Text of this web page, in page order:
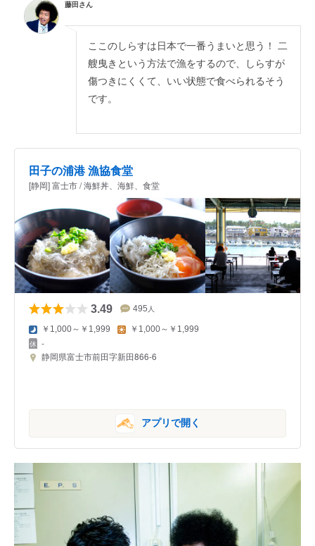
藤田さん
ここのしらすは日本で一番うまいと思う！ 二
艘曳きという方法で漁をするので、しらすが
傷つきにくくて、いい状態で食べられるそう
です。
田子の浦港 漁協食堂
[静岡] 富士市 / 海鮮丼、海鮮、食堂
3.49 495 人
￥1,000～￥1,999 ￥1,000～￥1,999
-
静岡県富士市前田字新田866-6
アプリで開く